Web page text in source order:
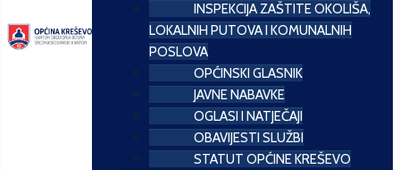
INSPEKCIJA ZAŠTITE OKOLIŠA,
LOKALNIH PUTOVA I KOMUNALNIH
POSLOVA
OPĆINSKI GLASNIK
JAVNE NABAVKE
OGLASI I NATJEČAJI
OBAVIJESTI SLUŽBI
STATUT OPĆINE KREŠEVO